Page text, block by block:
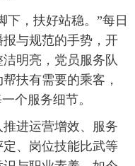
，扶好站稳。”每日
与规范的手势，开
明亮，党员服务队
扶有需要的乘客，
个服务细节。
进运营增效、服务
、岗位技能比武等